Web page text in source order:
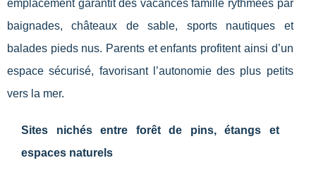
emplacement garantit des vacances famille rythmées par
baignades, châteaux de sable, sports nautiques et
balades pieds nus. Parents et enfants profitent ainsi d’un
espace sécurisé, favorisant l’autonomie des plus petits
vers la mer.
Sites nichés entre forêt de pins, étangs et
espaces naturels